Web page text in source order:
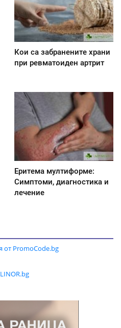
Кои са забранените храни
при ревматоиден артрит
Еритема мултиформе:
Симптоми, диагностика и
лечение
от PromoCode.bg